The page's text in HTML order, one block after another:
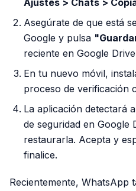
Ajustes > Chats >
Asegúrate de que está
Google y pulsa
reciente en Google
En tu nuevo móvil,
proceso de verificación
La aplicación detectará
de seguridad en Google
restaurarla. Acepta y
finalice.
Recientemente, WhatsApp